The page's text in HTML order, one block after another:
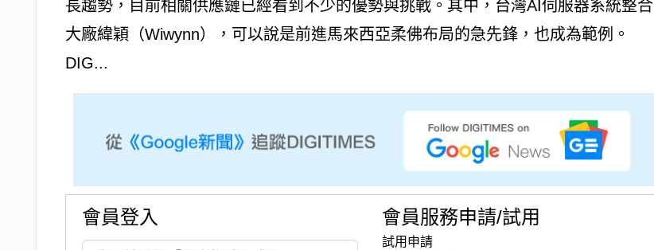
長趨勢，目前相關供應鏈已經看到不少的優勢與挑戰。其中，台灣AI伺服器系統整合
大廠緯穎（Wiwynn），可以說是前進馬來西亞柔佛布局的急先鋒，也成為範例。
DIG...
會員登入 會員服務申請/試用
試用申請